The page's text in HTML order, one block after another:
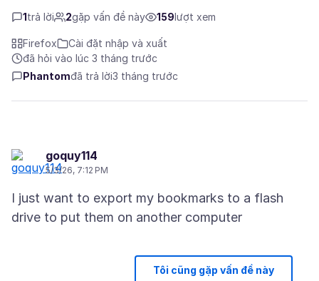
1trả lời 2gặp vấn đề này 159lượt xem
Firefox
Cài đặt nhập và xuất
đã hỏi vào lúc 3 tháng trước
Phantomđã trả lời3 tháng trước
goquy114
5/3/26, 7:12 PM
I just want to export my bookmarks to a flash
Tôi cũng gặp vấn đề này